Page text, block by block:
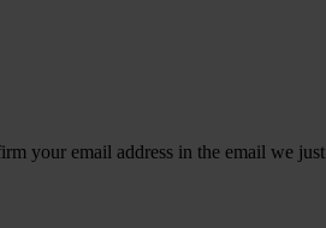
your email address in the email we just